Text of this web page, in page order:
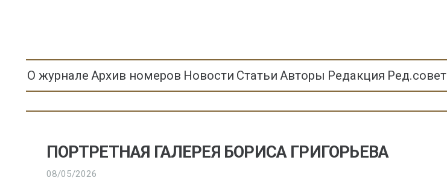
О журнале Архив номеров Новости Статьи Авторы Редакция Ред.совет
ПОРТРЕТНАЯ ГАЛЕРЕЯ БОРИСА ГРИГОРЬЕВА
08/05/2026